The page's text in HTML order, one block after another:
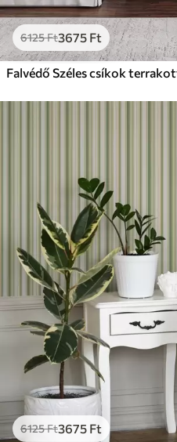
6125Ft3675 Ft
6125Ft3675 Ft